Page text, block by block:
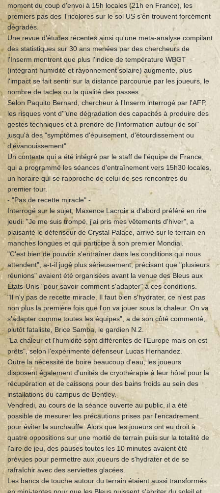
moment du coup d'envoi à 15h locales (21h en France), les
premiers pas des Tricolores sur le sol US s'en trouvent forcément
dégradés.
Une revue d'études récentes ainsi qu'une meta-analyse compilant
des statistiques sur 30 ans menées par des chercheurs de
l'Inserm montrent que plus l'indice de température WBGT
(intégrant humidité et rayonnement solaire) augmente, plus
l'impact se fait sentir sur la distance parcourue par les joueurs, le
nombre de tacles ou la qualité des passes.
Selon Paquito Bernard, chercheur à l'Inserm interrogé par l'AFP,
les risques vont d'"une dégradation des capacités à produire des
gestes techniques et à prendre de l'information autour de soi"
jusqu'à des "symptômes d'épuisement, d'étourdissement ou
d'évanouissement".
Un contexte qui a été intégré par le staff de l'équipe de France,
qui a programmé les séances d'entraînement vers 15h30 locales,
un horaire qui se rapproche de celui de ses rencontres du
premier tour.
- "Pas de recette miracle" -
Interrogé sur le sujet, Maxence Lacroix a d'abord préféré en rire
jeudi. "Je me suis trompé, j'ai pris mes vêtements d'hiver", a
plaisanté le défenseur de Crystal Palace, arrivé sur le terrain en
manches longues et qui participe à son premier Mondial.
"C'est bien de pouvoir s'entraîner dans les conditions qui nous
attendent", a-t-il jugé plus sérieusement, précisant que "plusieurs
réunions" avaient été organisées avant la venue des Bleus aux
États-Unis "pour savoir comment s'adapter" à ces conditions.
"Il n'y pas de recette miracle. Il faut bien s'hydrater, ce n'est pas
non plus la première fois que l'on va jouer sous la chaleur. On va
s'adapter comme toutes les équipes", a de son côté commenté,
plutôt fataliste, Brice Samba, le gardien N.2.
"La chaleur et l'humidité sont différentes de l'Europe mais on est
prêts", selon l'expérimenté défenseur Lucas Hernandez.
Outre la nécessité de boire beaucoup d'eau, les joueurs
disposent également d'unités de cryothérapie à leur hôtel pour la
récupération et de caissons pour des bains froids au sein des
installations du campus de Bentley.
Vendredi, au cours de la séance ouverte au public, il a été
possible de mesurer les précautions prises par l'encadrement
pour éviter la surchauffe. Alors que les joueurs ont eu droit à
quatre oppositions sur une moitié de terrain puis sur la totalité de
l'aire de jeu, des pauses toutes les 10 minutes avaient été
prévues pour permettre aux joueurs de s'hydrater et de se
rafraîchir avec des serviettes glacées.
Les bancs de touche autour du terrain étaient aussi transformés